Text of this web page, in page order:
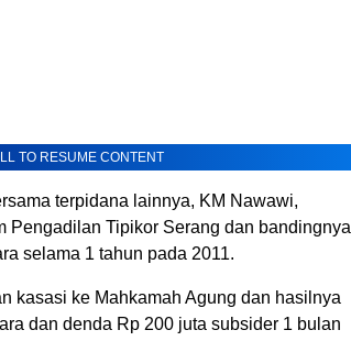
TO RESUME CONTENT
terpidana lainnya, KM Nawawi,
Pengadilan Tipikor Serang dan bandingnya
selama 1 tahun pada 2011.
kasasi ke Mahkamah Agung dan hasilnya
dan denda Rp 200 juta subsider 1 bulan